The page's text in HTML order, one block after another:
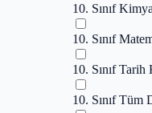
10. Sınıf
10. Sınıf
10. Sınıf
10. Sınıf Tüm